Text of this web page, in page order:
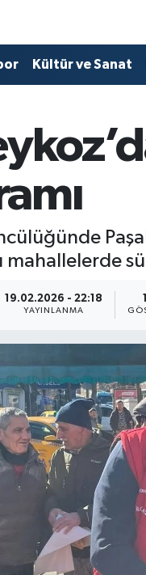
Kültür ve Sanat
mahallelerde
19.02.2026 - 22:18
YAYINLANMA